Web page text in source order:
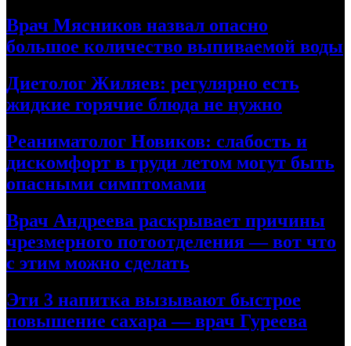
Врач Мясников назвал опасно
большое количество выпиваемой воды
Диетолог Жиляев: регулярно есть
жидкие горячие блюда не нужно
Реаниматолог Новиков: слабость и
дискомфорт в груди летом могут быть
опасными симптомами
Врач Андреева раскрывает причины
чрезмерного потоотделения — вот что
с этим можно сделать
Эти 3 напитка вызывают быстрое
повышение сахара — врач Гуреева